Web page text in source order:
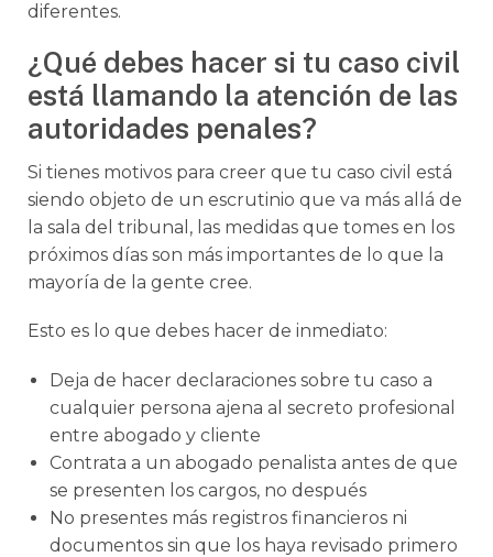
diferentes.
¿Qué debes hacer si tu caso civil
está llamando la atención de las
autoridades penales?
Si tienes motivos para creer que tu caso civil está
siendo objeto de un escrutinio que va más allá de
la sala del tribunal, las medidas que tomes en los
próximos días son más importantes de lo que la
mayoría de la gente cree.
Esto es lo que debes hacer de inmediato:
Deja de hacer declaraciones sobre tu caso a
cualquier persona ajena al secreto profesional
entre abogado y cliente
Contrata a un abogado penalista antes de que
se presenten los cargos, no después
No presentes más registros financieros ni
documentos sin que los haya revisado primero